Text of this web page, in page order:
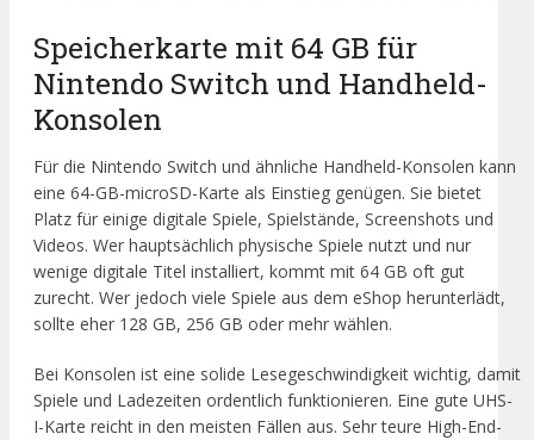
Speicherkarte mit 64 GB für
Nintendo Switch und Handheld-
Konsolen
Für die Nintendo Switch und ähnliche Handheld-Konsolen kann
eine 64-GB-microSD-Karte als Einstieg genügen. Sie bietet
Platz für einige digitale Spiele, Spielstände, Screenshots und
Videos. Wer hauptsächlich physische Spiele nutzt und nur
wenige digitale Titel installiert, kommt mit 64 GB oft gut
zurecht. Wer jedoch viele Spiele aus dem eShop herunterlädt,
sollte eher 128 GB, 256 GB oder mehr wählen.
Bei Konsolen ist eine solide Lesegeschwindigkeit wichtig, damit
Spiele und Ladezeiten ordentlich funktionieren. Eine gute UHS-
I-Karte reicht in den meisten Fällen aus. Sehr teure High-End-